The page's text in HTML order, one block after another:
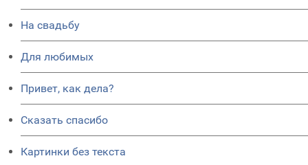
На свадьбу
Для любимых
Привет, как дела?
Сказать спасибо
Картинки без текста